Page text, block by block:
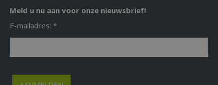
Meld u nu aan voor onze nieuwsbrief!
E-mailadres: *